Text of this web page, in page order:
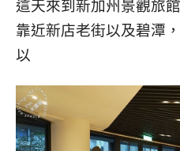
這天來到新加州景觀旅
靠近新店老街以及碧潭
以